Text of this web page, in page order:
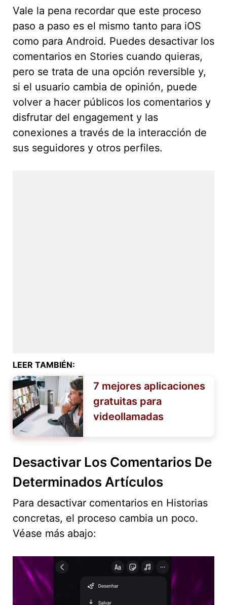
Vale la pena recordar que este proceso
paso a paso es el mismo tanto para iOS
como para Android. Puedes desactivar los
comentarios en Stories cuando quieras,
pero se trata de una opción reversible y,
si el usuario cambia de opinión, puede
volver a hacer públicos los comentarios y
disfrutar del engagement y las
conexiones a través de la interacción de
sus seguidores y otros perfiles.
LEER TAMBIÉN:
7 mejores aplicaciones
gratuitas para
videollamadas
Desactivar Los Comentarios De
Determinados Artículos
Para desactivar comentarios en Historias
concretas, el proceso cambia un poco.
Véase más abajo: